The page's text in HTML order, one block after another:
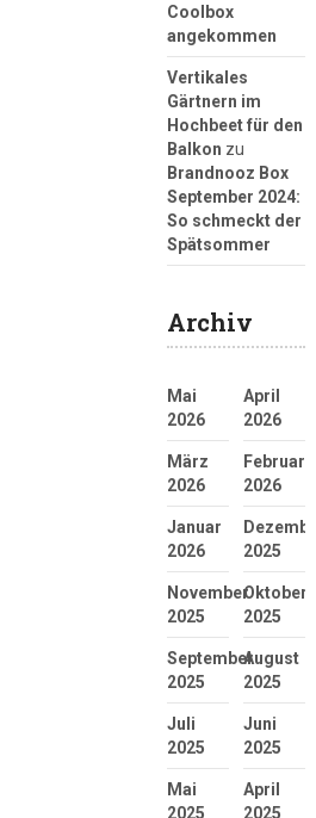
Coolbox
angekommen
Vertikales
Gärtnern im
Hochbeet für den
Balkon zu
Brandnooz Box
September 2024:
So schmeckt der
Spätsommer
Archiv
Mai
2026
April
2026
März
2026
Februar
2026
Januar
2026
2025
November
2025
Oktober
2025
September
2025
August
2025
Juli
2025
Juni
2025
Mai
2025
April
2025